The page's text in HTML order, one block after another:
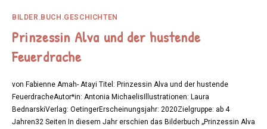
BILDER.BUCH.GESCHICHTEN
Prinzessin Alva und der hustende
Feuerdrache
von Fabienne Amah- Atayi Titel: Prinzessin Alva und der hustende
FeuerdracheAutor*in: Antonia MichaelisIllustrationen: Laura
BednarskiVerlag: OetingerErscheinungsjahr: 2020Zielgruppe: ab 4
Jahren32 Seiten In diesem Jahr erschien das Bilderbuch „Prinzessin Alva